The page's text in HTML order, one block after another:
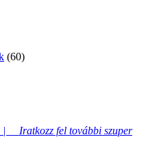
(60)
| Iratkozz fel további szuper